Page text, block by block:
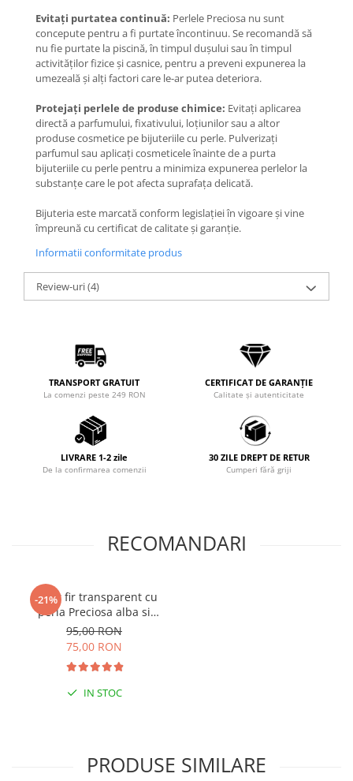
Evitați purtatea continuă: Perlele Preciosa nu sunt
concepute pentru a fi purtate încontinuu. Se recomandă să
nu fie purtate la piscină, în timpul dușului sau în timpul
activităților fizice și casnice, pentru a preveni expunerea la
umezeală și alți factori care le-ar putea deteriora.
Protejați perlele de produse chimice: Evitați aplicarea
directă a parfumului, fixativului, loțiunilor sau a altor
produse cosmetice pe bijuteriile cu perle. Pulverizați
parfumul sau aplicați cosmeticele înainte de a purta
bijuteriile cu perle pentru a minimiza expunerea perlelor la
substanțe care le pot afecta suprafața delicată.
Bijuteria este marcată conform legislației în vigoare și vine
împreună cu certificat de calitate și garanție.
Informatii conformitate produs
Review-uri(4)
TRANSPORT GRATUIT
La comenzi peste 249 RON
CERTIFICAT DE GARANȚIE
Calitate și autenticitate
LIVRARE 1-2 zile
De la confirmarea comenzii
30 ZILE DREPT DE RETUR
Cumperi fără griji
RECOMANDARI
-21%
Colier fir transparent cu
perla Preciosa alba si
inchidere din Argint 925
95,00 RON
75,00 RON
IN STOC
PRODUSE SIMILARE